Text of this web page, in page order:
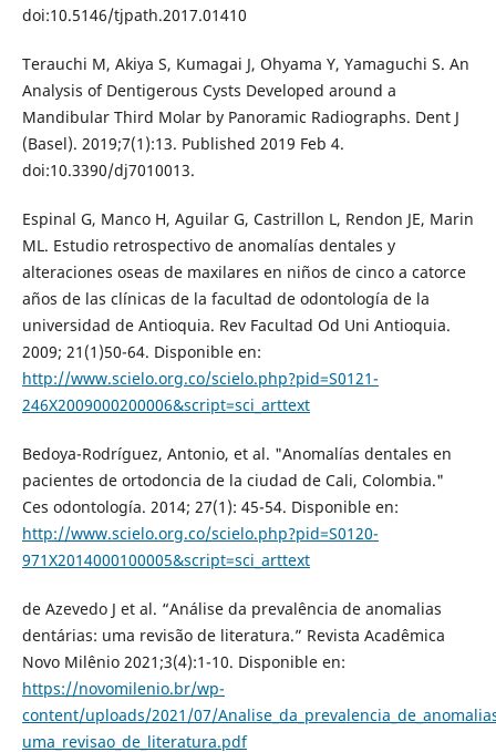
doi:10.5146/tjpath.2017.01410
Terauchi M, Akiya S, Kumagai J, Ohyama Y, Yamaguchi S. An
Analysis of Dentigerous Cysts Developed around a
Mandibular Third Molar by Panoramic Radiographs. Dent J
(Basel). 2019;7(1):13. Published 2019 Feb 4.
doi:10.3390/dj7010013.
Espinal G, Manco H, Aguilar G, Castrillon L, Rendon JE, Marin
ML. Estudio retrospectivo de anomalías dentales y
alteraciones oseas de maxilares en niños de cinco a catorce
años de las clínicas de la facultad de odontología de la
universidad de Antioquia. Rev Facultad Od Uni Antioquia.
2009; 21(1)50-64. Disponible en:
http://www.scielo.org.co/scielo.php?pid=S0121-
246X2009000200006&script=sci_arttext
Bedoya-Rodríguez, Antonio, et al. "Anomalías dentales en
pacientes de ortodoncia de la ciudad de Cali, Colombia."
Ces odontología. 2014; 27(1): 45-54. Disponible en:
http://www.scielo.org.co/scielo.php?pid=S0120-
971X2014000100005&script=sci_arttext
de Azevedo J et al. “Análise da prevalência de anomalias
dentárias: uma revisão de literatura.” Revista Acadêmica
Novo Milênio 2021;3(4):1-10. Disponible en:
https://novomilenio.br/wp-
content/uploads/2021/07/
uma_revisao_de_literatura.pdf